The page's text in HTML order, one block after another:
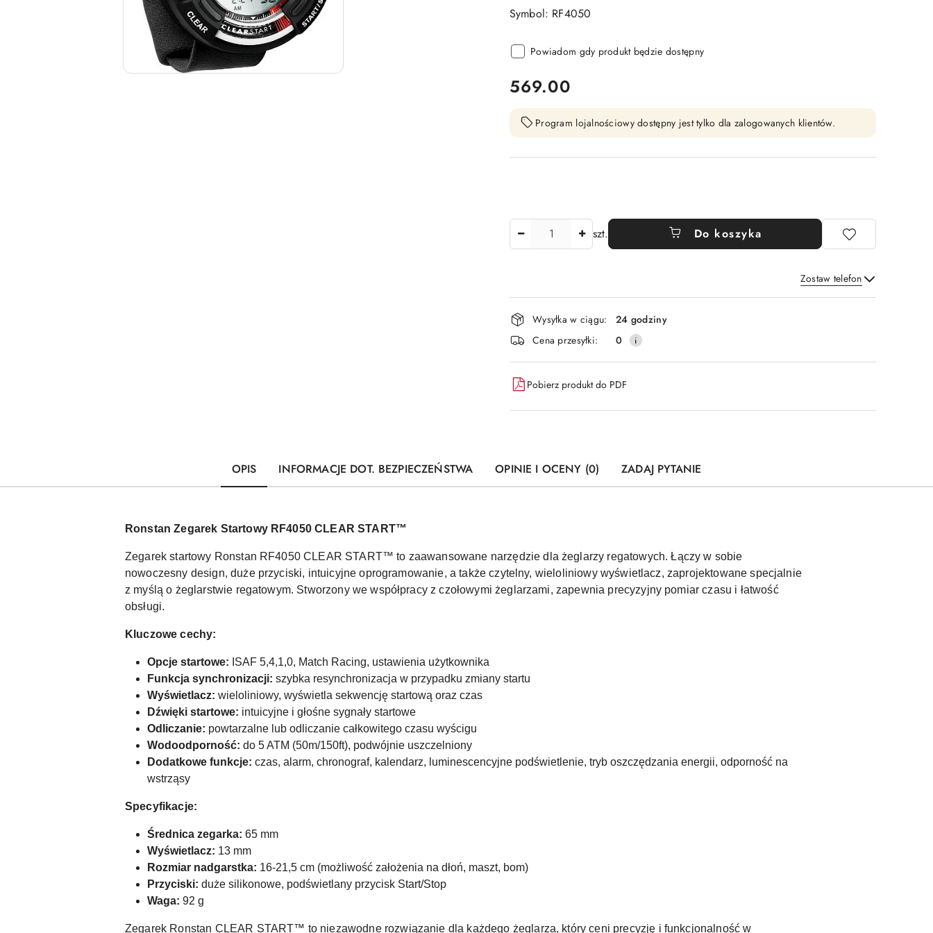
Symbol: RF4050
Powiadom gdy produkt będzie dostępny
cena:
569.00
Program lojalnościowy dostępny jest tylko dla zalogowanych klientów.
szt. Do koszyka
Zostaw telefon
Wyślij
Dostępność
i
dostawa
Wysyłka w ciągu:
24 godziny
Cena przesyłki:
0
Pobierz produkt do PDF
OPIS INFORMACJE DOT. BEZPIECZEŃSTWA OPINIE I OCENY (0) ZADAJ PYTANIE
Ronstan Zegarek Startowy RF4050 CLEAR START™
Zegarek startowy Ronstan RF4050 CLEAR START™ to zaawansowane narzędzie dla żeglarzy regatowych. Łączy w sobie
nowoczesny design, duże przyciski, intuicyjne oprogramowanie, a także czytelny, wieloliniowy wyświetlacz, zaprojektowane specjalnie
z myślą o żeglarstwie regatowym. Stworzony we współpracy z czołowymi żeglarzami, zapewnia precyzyjny pomiar czasu i łatwość
obsługi.
Kluczowe cechy:
Opcje startowe: ISAF 5,4,1,0, Match Racing, ustawienia użytkownika
Funkcja synchronizacji: szybka resynchronizacja w przypadku zmiany startu
Wyświetlacz: wieloliniowy, wyświetla sekwencję startową oraz czas
Dźwięki startowe: intuicyjne i głośne sygnały startowe
Odliczanie: powtarzalne lub odliczanie całkowitego czasu wyścigu
Wodoodporność: do 5 ATM (50m/150ft), podwójnie uszczelniony
Dodatkowe funkcje: czas, alarm, chronograf, kalendarz, luminescencyjne podświetlenie, tryb oszczędzania energii, odporność na
wstrząsy
Specyfikacje:
Średnica zegarka: 65 mm
Wyświetlacz: 13 mm
Rozmiar nadgarstka: 16-21,5 cm (możliwość założenia na dłoń, maszt, bom)
Przyciski: duże silikonowe, podświetlany przycisk Start/Stop
Waga: 92 g
Zegarek Ronstan CLEAR START™ to niezawodne rozwiązanie dla każdego żeglarza, który ceni precyzję i funkcjonalność w